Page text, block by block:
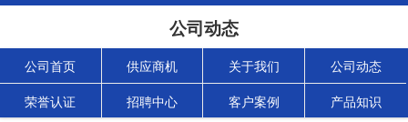
公司动态
公司首页 供应商机 关于我们 公司动态
荣誉认证 招聘中心 客户案例 产品知识